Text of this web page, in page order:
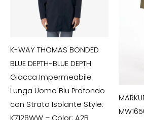
K-WAY THOMAS BONDED
BLUE DEPTH-BLUE DEPTH
Giacca Impermeabile
Lunga Uomo Blu Profondo
con Strato Isolante Style:
K7126WW – Color: A2B